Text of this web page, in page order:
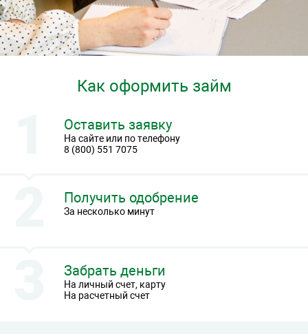
Как оформить займ
На сайте или по телефону
8 (800) 551 7075
Оставить заявку
За несколько минут
Получить одобрение
На личный счет, карту
На расчетный счет
Забрать деньги